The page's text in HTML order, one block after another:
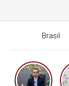
Brasil